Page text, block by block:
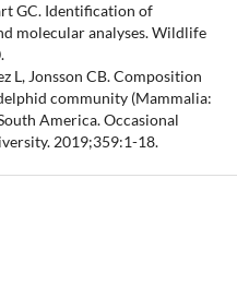
GC. Identification of
molecular analyses. Wildlife
L, Jonsson CB. Composition
community (Mammalia:
America. Occasional
2019;359:1-18.